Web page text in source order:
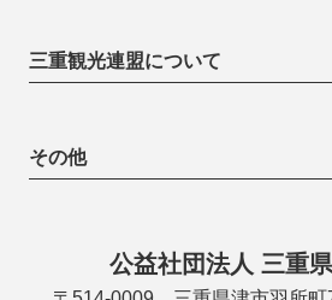
三重観光連盟について
その他
公益社団法人 三重